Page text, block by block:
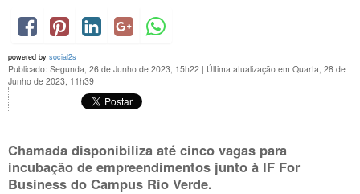
powered by social2s
Publicado: Segunda, 26 de Junho de 2023, 15h22 | Última atualização em Quarta, 28 de
Junho de 2023, 11h39
Chamada disponibiliza até cinco vagas para
incubação de empreendimentos junto à IF For
Business do Campus Rio Verde.